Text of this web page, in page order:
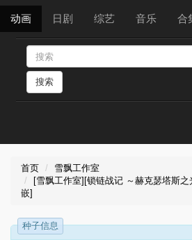
动画 日剧 综艺 音乐 合
搜索
首页
雪飘工作室
[雪飘工作室][锁链战记 ～赫克瑟塔斯
嵌]
种子信息